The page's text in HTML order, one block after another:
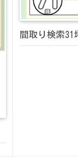
間取り検索31